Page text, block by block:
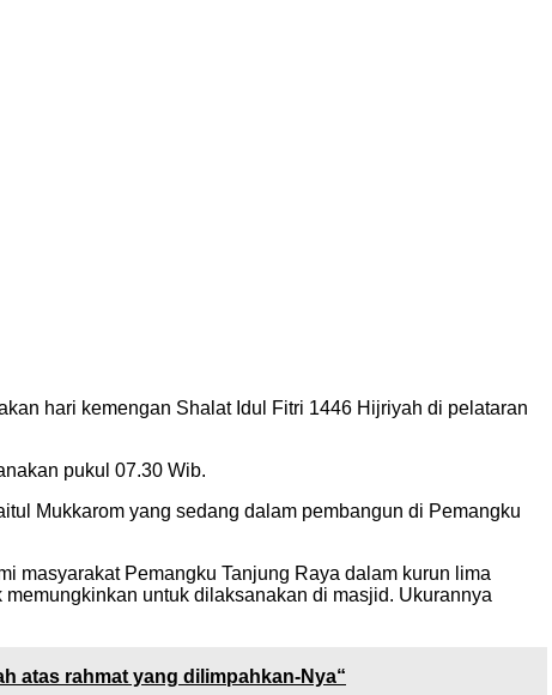
hari kemengan Shalat Idul Fitri 1446 Hijriyah di pelataran
pukul 07.30 Wib.
Mukkarom yang sedang dalam pembangun di Pemangku
masyarakat Pemangku Tanjung Raya dalam kurun lima
untuk dilaksanakan di masjid. Ukurannya
atas rahmat yang dilimpahkan-Nya“